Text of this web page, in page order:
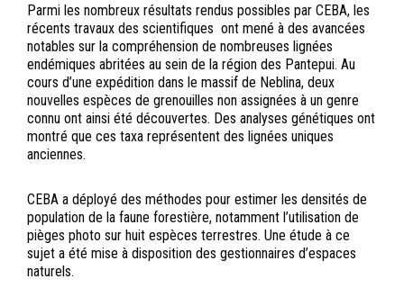
Parmi les nombreux résultats rendus possibles par CEBA, les
récents travaux des scientifiques ont mené à des avancées
notables sur la compréhension de nombreuses lignées
endémiques abritées au sein de la région des Pantepui. Au
cours d’une expédition dans le massif de Neblina, deux
nouvelles espèces de grenouilles non assignées à un genre
connu ont ainsi été découvertes. Des analyses génétiques ont
montré que ces taxa représentent des lignées uniques
anciennes.
CEBA a déployé des méthodes pour estimer les densités de
population de la faune forestière, notamment l’utilisation de
pièges photo sur huit espèces terrestres. Une étude à ce
sujet a été mise à disposition des gestionnaires d’espaces
naturels.